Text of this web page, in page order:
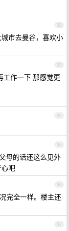
32
市去曼谷，喜欢小
33
工作一下 那感觉更
34
35
母的话还这么见外
吧
36
完全一样。楼主还
37